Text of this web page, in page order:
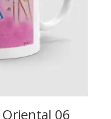
Oriental 06